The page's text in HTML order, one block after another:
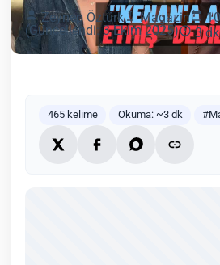
Zeynep Öztürk Magazin
(Güncellendi: 3 Ekim 2025)
3 dk
465 kelime Okuma: ~3 dk